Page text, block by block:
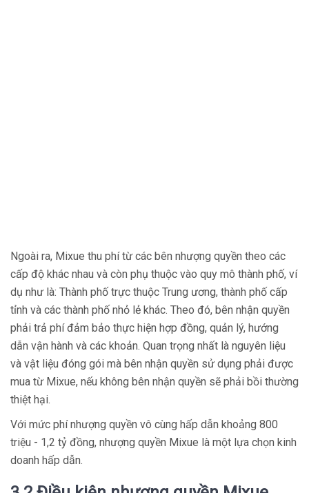
Ngoài ra, Mixue thu phí từ các bên nhượng quyền theo các
cấp độ khác nhau và còn phụ thuộc vào quy mô thành phố, ví
dụ như là: Thành phố trực thuộc Trung ương, thành phố cấp
tỉnh và các thành phố nhỏ lẻ khác. Theo đó, bên nhận quyền
phải trả phí đảm bảo thực hiện hợp đồng, quản lý, hướng
dẫn vận hành và các khoản. Quan trọng nhất là nguyên liệu
và vật liệu đóng gói mà bên nhận quyền sử dụng phải được
mua từ Mixue, nếu không bên nhận quyền sẽ phải bồi thường
thiệt hại.
Với mức phí nhượng quyền vô cùng hấp dẫn khoảng 800
triệu - 1,2 tỷ đồng, nhượng quyền Mixue là một lựa chọn kinh
doanh hấp dẫn.